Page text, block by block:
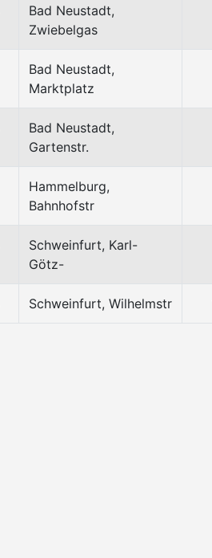
Bad Neustadt,
Zwiebelgas
Bad Neustadt,
Marktplatz
Bad Neustadt,
Gartenstr.
Hammelburg,
Bahnhofstr
Schweinfurt, Karl-
Götz-
Schweinfurt, Wilhelmstr